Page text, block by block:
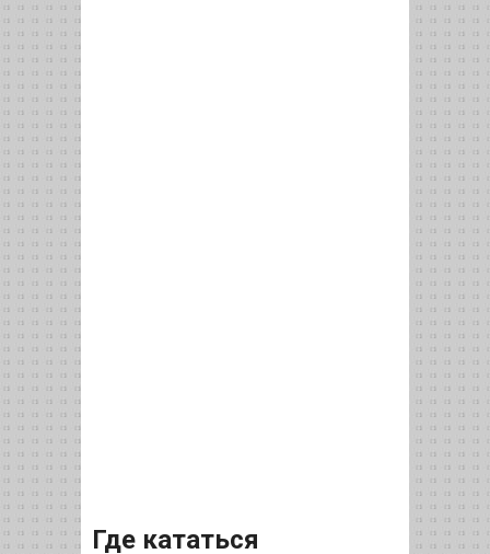
Где кататься